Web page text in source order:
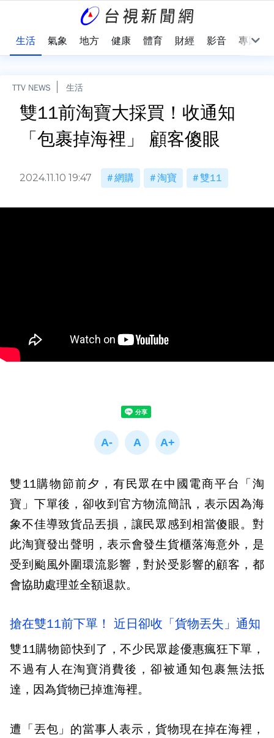
生活 氣象 地方 健康 體育 財經 影音 專題
TTV NEWS 生活
雙11前淘寶大採買！收通知
「包裹掉海裡」 顧客傻眼
2024.11.10 19:47 網購 淘寶 雙11
雙11購物節前夕，有民眾在中國電商平台「淘
寶」下單後，卻收到官方物流簡訊，表示因為海
象不佳導致貨品丟損，讓民眾感到相當傻眼。對
此淘寶發出聲明，表示會發生貨櫃落海意外，是
受到颱風外圍環流影響，對於受影響的顧客，都
會協助處理並全額退款。
搶在雙11前下單！ 近日卻收「貨物丟失」通知
雙11購物節快到了，不少民眾趁優惠瘋狂下單，
不過有人在淘寶消費後，卻被通知包裹無法抵
達，因為貨物已掉進海裡。
遭「丟包」的當事人表示，貨物現在掉在海裡，